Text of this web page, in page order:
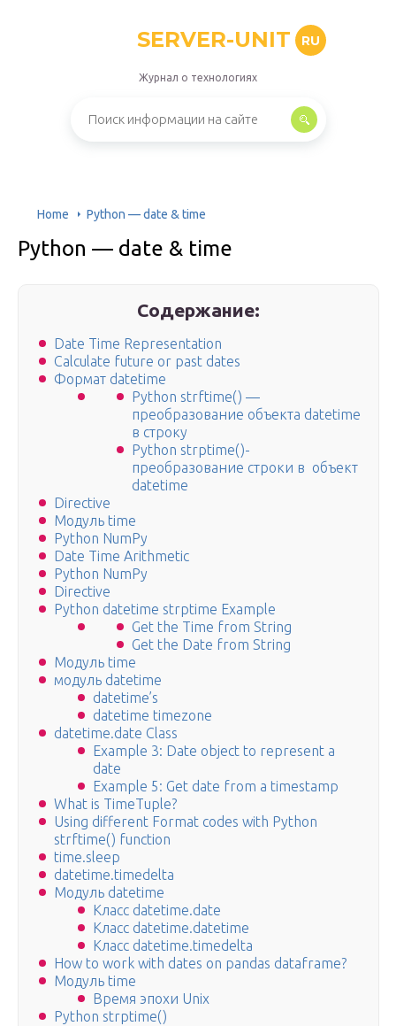
SERVER-UNIT RU
Журнал о технологиях
Home Python — date & time
Python — date & time
Содержание:
Date Time Representation
Calculate future or past dates
Формат datetime
Python strftime() —
преобразование объекта datetime
в строку
Python strptime()-
преобразование строки в объект
datetime
Directive
Модуль time
Python NumPy
Date Time Arithmetic
Python NumPy
Directive
Python datetime strptime Example
Get the Time from String
Get the Date from String
Модуль time
модуль datetime
datetime’s
datetime timezone
datetime.date Class
Example 3: Date object to represent a
date
Example 5: Get date from a timestamp
What is TimeTuple?
Using different Format codes with Python
strftime() function
time.sleep
datetime.timedelta
Модуль datetime
Класс datetime.date
Класс datetime.datetime
Класс datetime.timedelta
How to work with dates on pandas dataframe?
Модуль time
Время эпохи Unix
Python strptime()